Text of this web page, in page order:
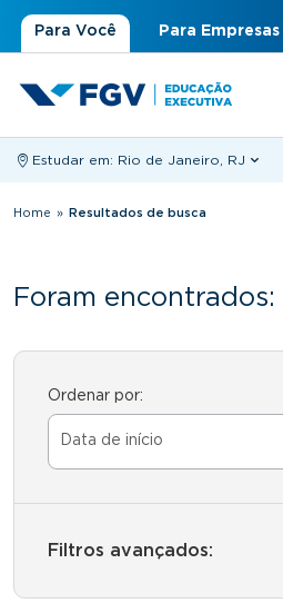
Para Você Para Empresas
Estudar em: Rio de Janeiro, RJ
Você está aqui
Home » Resultados de busca
Foram
Ordenar por:
Filtros avançados: